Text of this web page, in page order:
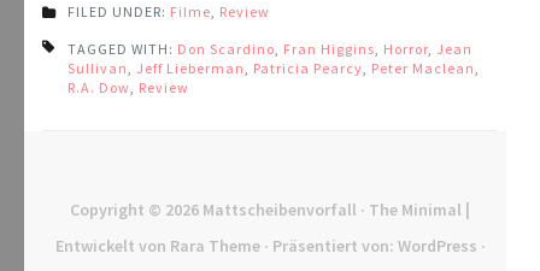
FILED UNDER: Filme Review
TAGGED WITH: Don Scardino Fran Higgins Horror Jean
Sullivan
Jeff Lieberman Patricia Pearcy Peter Maclean
R.A. Dow Review
Copyright © 2026 Mattscheibenvorfall · The Minimal |
Entwickelt von Rara Theme· Präsentiert von: WordPress ·